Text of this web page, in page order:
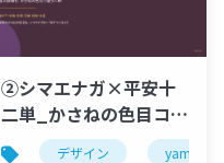
②シマエナガ×平安十
二単_かさねの色目コレ
クション.pptx
デザイン yaml